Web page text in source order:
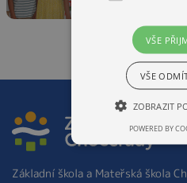
Základní škola a Mateřská škola
VŠE
VŠE
ZOBRAZIT
POWERED BY